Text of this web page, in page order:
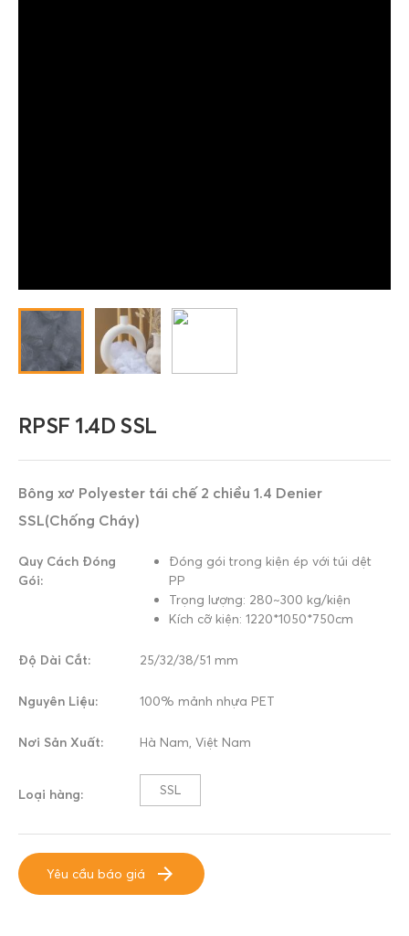
RPSF 1.4D SSL
Bông xơ Polyester tái chế 2 chiều 1.4 Denier
SSL(Chống Cháy)
Quy Cách Đóng
Gói:
Đóng gói trong kiện ép với túi dệt
PP
Trọng lượng: 280~300 kg/kiện
Kích cỡ kiện: 1220*1050*750cm
Độ Dài Cắt: 25/32/38/51 mm
Nguyên Liệu: 100% mảnh nhựa PET
Nơi Sản Xuất: Hà Nam, Việt Nam
Loại hàng: SSL
Yêu cầu báo giá